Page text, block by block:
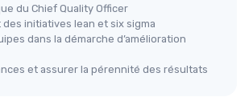
du Chief Quality Officer
des initiatives lean et six sigma
dans la démarche d’amélioration
et assurer la pérennité des résultats